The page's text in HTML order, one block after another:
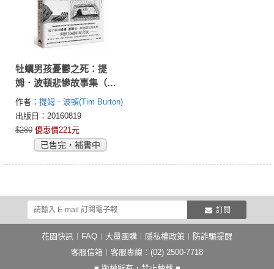
牡蠣男孩憂鬱之死：提
姆．波頓悲慘故事集（問
世20週年紀念版）
作者： 提姆．波頓(Tim Burton)
出版日：20160819
$280 優惠價221元
已售完，補書中
訂閱
花園快訊 FAQ 大量團購 隱私權政策
防詐騙提醒
客服信箱 ︱客服專線：(02) 2500-7718